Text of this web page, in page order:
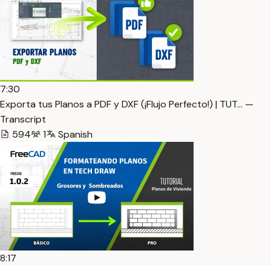
7:30
Exporta tus Planos a PDF y DXF (¡Flujo Perfecto!) | TUT… —
Transcript
594
1 Spanish
8:17